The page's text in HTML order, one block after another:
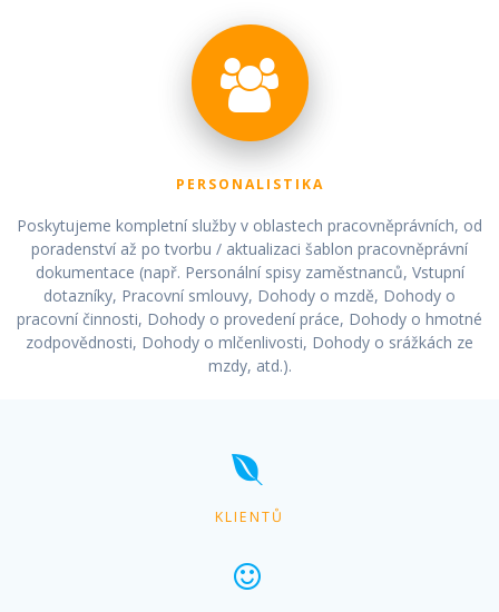
PERSONALISTIKA
Poskytujeme kompletní služby v oblastech pracovněprávních, od
poradenství až po tvorbu / aktualizaci šablon pracovněprávní
dokumentace (např. Personální spisy zaměstnanců, Vstupní
dotazníky, Pracovní smlouvy, Dohody o mzdě, Dohody o
pracovní činnosti, Dohody o provedení práce, Dohody o hmotné
zodpovědnosti, Dohody o mlčenlivosti, Dohody o srážkách ze
mzdy, atd.).
KLIENTŮ